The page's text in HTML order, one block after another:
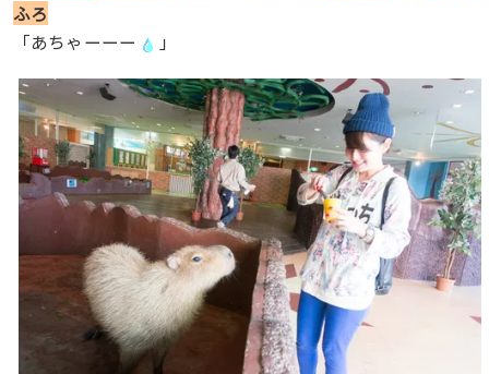
ふろ
「あちゃーーー
」